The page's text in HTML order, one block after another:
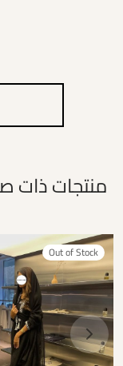
منتجات ذات
Out of Stock